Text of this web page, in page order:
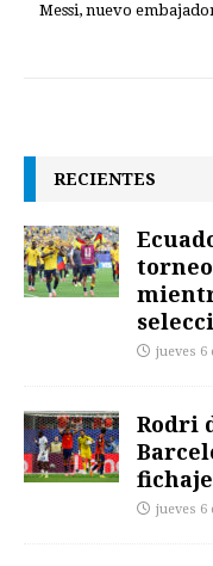
Messi, nuevo
RECIENTES
jueves 6
Rodri
jueves 6